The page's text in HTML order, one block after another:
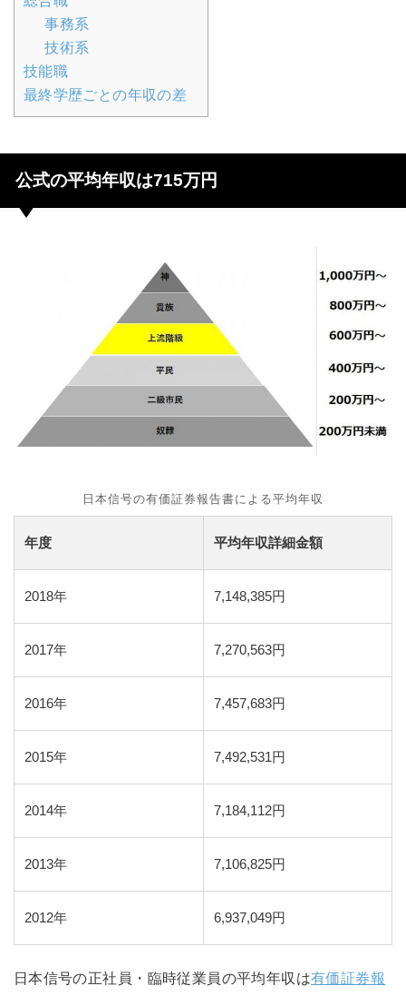
事務系
技術系
技能職
最終学歴ごとの年収の差
公式の平均年収は715万円
日本信号の有価証券報告書による平均年収
年度 平均年収詳細金額
2018年 7,148,385円
2017年 7,270,563円
2016年 7,457,683円
2015年 7,492,531円
2014年 7,184,112円
2013年 7,106,825円
2012年 6,937,049円
日本信号の正社員・臨時従業員の平均年収は有価証券報